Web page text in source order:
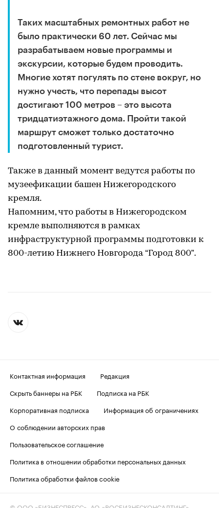
Таких масштабных ремонтных работ не
было практически 60 лет. Сейчас мы
разрабатываем новые программы и
экскурсии, которые будем проводить.
Многие хотят погулять по стене вокруг, но
нужно учесть, что перепады высот
достигают 100 метров – это высота
тридцатиэтажного дома. Пройти такой
маршрут сможет только достаточно
подготовленный турист.
Также в данный момент ведутся работы по
музеефикации башен Нижегородского
кремля.
Напомним, что работы в Нижегородском
кремле выполняются в рамках
инфраструктурной программы подготовки к
800-летию Нижнего Новгорода “Город 800”.
Контактная информация
Редакция
Скрыть баннеры на РБК
Подписка на РБК
Корпоративная подписка
Информация об ограничениях
О соблюдении авторских прав
Пользовательское соглашение
Политика в отношении обработки персональных данных
Политика обработки файлов cookie